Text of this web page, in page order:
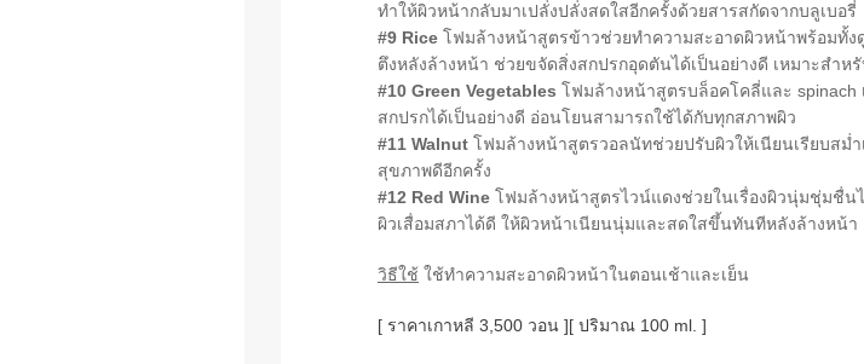
ทำให้ผิวหน้ากลับมาเปลั่งปลั่งสดใสอีกครั้งด้วยสารสกัดจากบลูเบอรี่
#9 Rice โฟมล้างหน้าสูตรข้าวช่วยทำความสะอาดผิวหน้าพร้อมทั้
ตึงหลังล้างหน้า ช่วยขจัดสิ่งสกปรกอุดตันได้เป็นอย่างดี เหมาะสำห
#10 Green Vegetables โฟมล้างหน้าสูตรบล็อคโคลี่และ
สกปรกได้เป็นอย่างดี อ่อนโยนสามารถใช้ได้กับทุกสภาพผิว
#11 Walnut โฟมล้างหน้าสูตรวอลนัทช่วยปรับผิวให้เนียนเรียบส
สุขภาพดีอีกครั้ง
#12 Red Wine โฟมล้างหน้าสูตรไวน์แดงช่วยในเรื่องผิวนุ่มชุ่มชื่
ผิวเสื่อมสภาได้ดี ให้ผิวหน้าเนียนนุ่มและสดใสขึ้นทันทีหลังล้างหน้า
วิธีใช้ ใช้ทำความสะอาดผิวหน้าในตอนเช้าและเย็น
[ ราคาเกาหลี 3,500 วอน ][ ปริมาณ 100 ml. ]